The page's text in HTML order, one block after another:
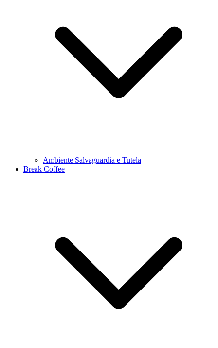
Ambiente Salvaguardia e Tutela
Break Coffee